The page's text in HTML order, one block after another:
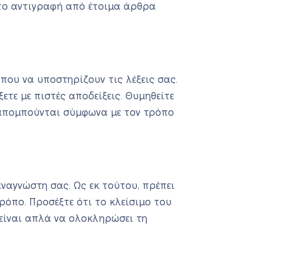
αντιγραφή από έτοιμα άρθρα
να υποστηρίζουν τις λέξεις σας.
με πιστές αποδείξεις. Θυμηθείτε
σύμφωνα με τον τρόπο
σας. Ως εκ τούτου, πρέπει
Προσέξτε ότι το κλείσιμο του
απλά να ολοκληρώσει τη